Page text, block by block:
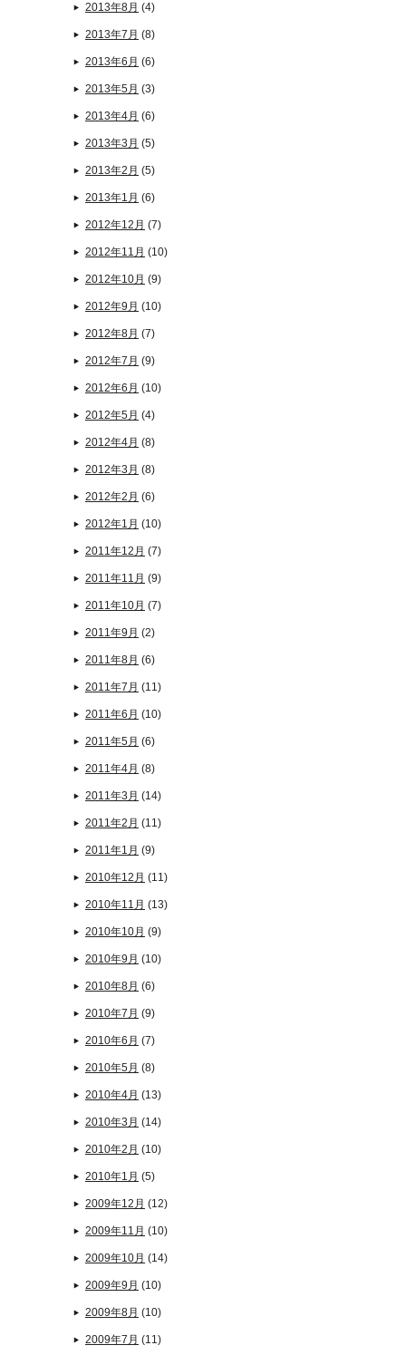
2013年8月 (4)
2013年7月 (8)
2013年6月 (6)
2013年5月 (3)
2013年4月 (6)
2013年3月 (5)
2013年2月 (5)
2013年1月 (6)
2012年12月 (7)
2012年11月 (10)
2012年10月 (9)
2012年9月 (10)
2012年8月 (7)
2012年7月 (9)
2012年6月 (10)
2012年5月 (4)
2012年4月 (8)
2012年3月 (8)
2012年2月 (6)
2012年1月 (10)
2011年12月 (7)
2011年11月 (9)
2011年10月 (7)
2011年9月 (2)
2011年8月 (6)
2011年7月 (11)
2011年6月 (10)
2011年5月 (6)
2011年4月 (8)
2011年3月 (14)
2011年2月 (11)
2011年1月 (9)
2010年12月 (11)
2010年11月 (13)
2010年10月 (9)
2010年9月 (10)
2010年8月 (6)
2010年7月 (9)
2010年6月 (7)
2010年5月 (8)
2010年4月 (13)
2010年3月 (14)
2010年2月 (10)
2010年1月 (5)
2009年12月 (12)
2009年11月 (10)
2009年10月 (14)
2009年9月 (10)
2009年8月 (10)
2009年7月 (11)